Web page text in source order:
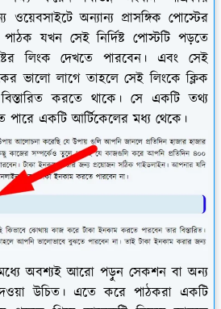
ওয়েবসাইটে অন্যান্য প্রাসঙ্গিক পোস্টের
যখন সেই নির্দিষ্ট পোস্টটি পড়তে
লিংক দেখতে পারবেন। এবং সেই
ভালো লাগে তাহলে সেই লিংকে ক্লিক
করতে থাকে। সে একটি তথ্য
একটি আর্টিকেলের মধ্য থেকে।
অবশ্যই আরো পড়ুন সেকশন বা অন্য
উচিত। এতে করে পাঠকরা একটি